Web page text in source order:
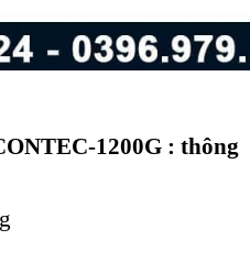
1200G : thông